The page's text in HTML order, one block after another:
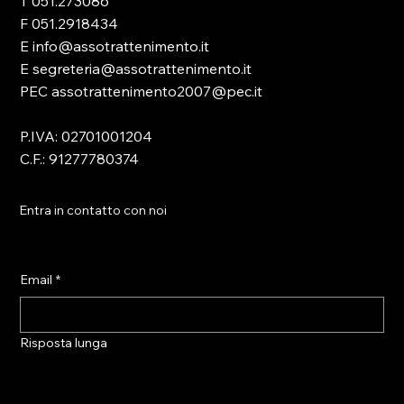
F 051.2918434
E info@assotrattenimento.it
E segreteria@assotrattenimento.it
PEC assotrattenimento2007@pec.it
P.IVA: 02701001204
C.F.: 91277780374
Entra in contatto con noi
Email *
Risposta lunga